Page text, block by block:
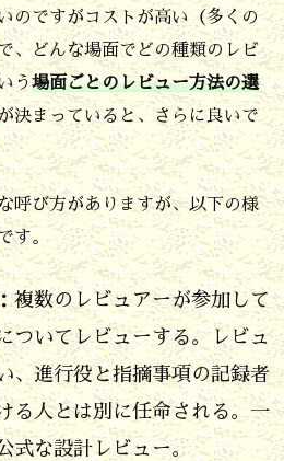
のですがコストが高い（多くの
、どんな場面でどの種類のレビ
う場面ごとのレビュー方法の選
が決まっていると、さらに良いで
呼び方がありますが、以下の様
す。
複数のレビュアーが参加して
ついてレビューする。レビュ
、進行役と指摘事項の記録者
る人とは別に任命される。一
式な設計レビュー。